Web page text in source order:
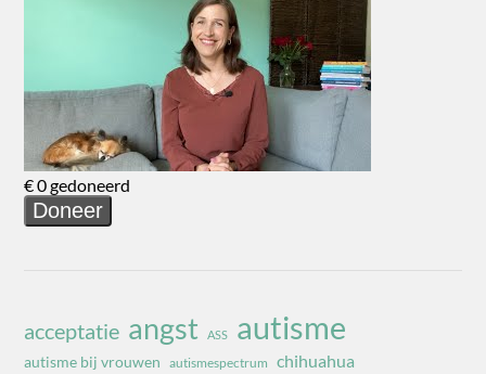
acceptatie angst ASS autisme
autisme bij vrouwen autismespectrum chihuahua